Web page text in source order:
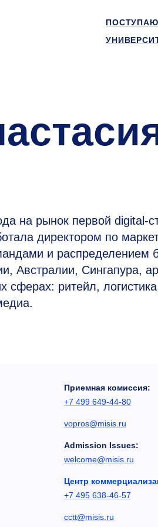
на рынок первой digital-
директором по
и распределением
Австралии, Сингапура,
сферах: ритейл,
Приемная комиссия:
+7 499 649-44-80
vopros@misis.ru
Admission Issues:
welcome@misis.ru
Центр
+7 495 638-46-57
cctt@misis.ru